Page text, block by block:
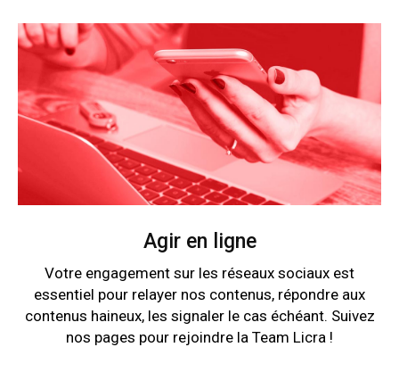
Agir en ligne
Votre engagement sur les réseaux sociaux est
essentiel pour relayer nos contenus, répondre aux
contenus haineux, les signaler le cas échéant. Suivez
nos pages pour rejoindre la Team Licra !